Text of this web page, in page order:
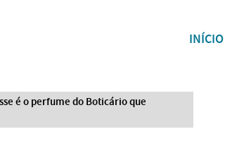
INÍCIO
é o perfume do Boticário que